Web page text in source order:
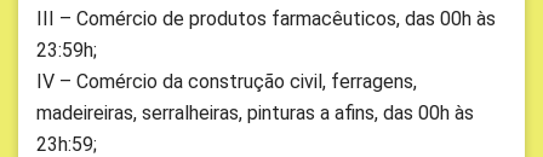
III – Comércio de produtos farmacêuticos, das 00h às
23:59h;
IV – Comércio da construção civil, ferragens,
madeireiras, serralheiras, pinturas a afins, das 00h às
23h:59;